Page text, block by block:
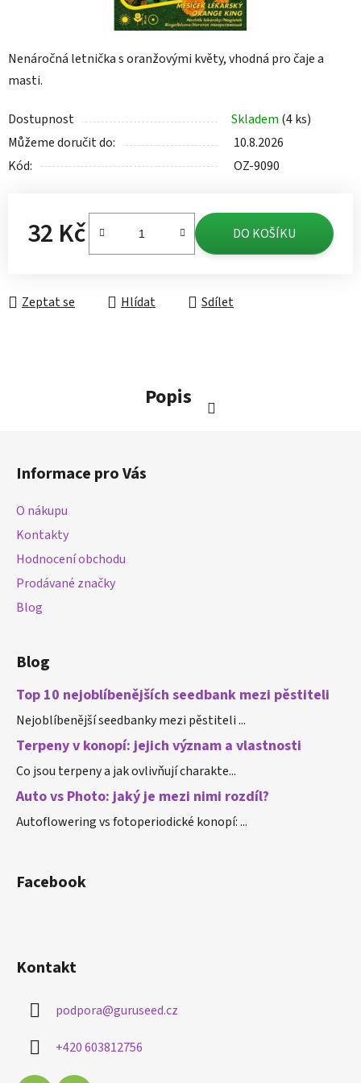
Nenáročná letnička s oranžovými květy, vhodná pro čaje a
masti.
Dostupnost Skladem (4 ks)
Můžeme doručit do:
10.8.2026
Kód:
OZ-9090
32 Kč
Měrná cena:
DO KOŠÍKU
Zeptat se Hlídat Sdílet
Popis
Informace pro Vás
O nákupu
Kontakty
Hodnocení obchodu
Prodávané značky
Blog
Blog
Top 10 nejoblíbenějších seedbank mezi pěstiteli
Nejoblíbenější seedbanky mezi pěstiteli ...
Terpeny v konopí: jejich význam a vlastnosti
Co jsou terpeny a jak ovlivňují charakte...
Auto vs Photo: jaký je mezi nimi rozdíl?
Autoflowering vs fotoperiodické konopí: ...
Facebook
Kontakt
podpora@guruseed.cz
+420 603812756